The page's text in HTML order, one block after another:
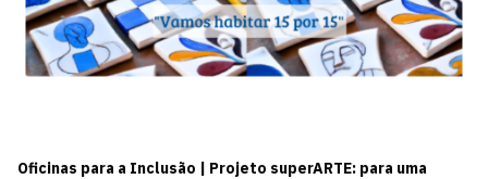
Oficinas para a Inclusão | Projeto superARTE: para uma